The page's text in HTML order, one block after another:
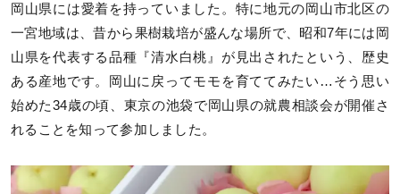
岡山県には愛着を持っていました。特に地元の岡山市北区の
一宮地域は、昔から果樹栽培が盛んな場所で、昭和7年には岡
山県を代表する品種『清水白桃』が見出されたという、歴史
ある産地です。岡山に戻ってモモを育ててみたい…そう思い
始めた34歳の頃、東京の池袋で岡山県の就農相談会が開催さ
れることを知って参加しました。